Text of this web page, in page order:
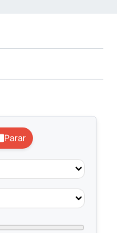
Parar